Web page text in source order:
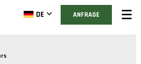
DE ANFRAGE